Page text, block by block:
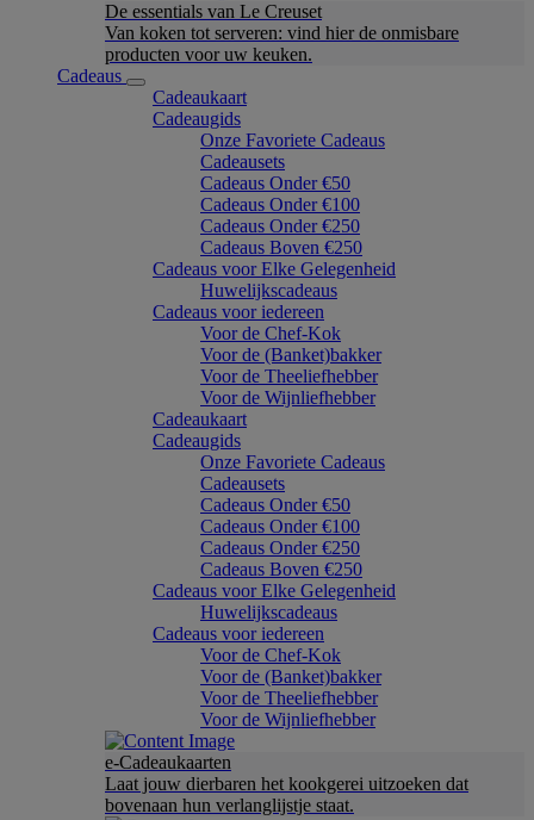
De essentials van Le Creuset
Van koken tot serveren: vind hier de onmisbare
producten voor uw keuken.
Cadeaus
Cadeaukaart
Cadeaugids
Onze Favoriete Cadeaus
Cadeausets
Cadeaus Onder €50
Cadeaus Onder €100
Cadeaus Onder €250
Cadeaus Boven €250
Cadeaus voor Elke Gelegenheid
Huwelijkscadeaus
Cadeaus voor iedereen
Voor de Chef-Kok
Voor de (Banket)bakker
Voor de Theeliefhebber
Voor de Wijnliefhebber
Cadeaukaart
Cadeaugids
Onze Favoriete Cadeaus
Cadeausets
Cadeaus Onder €50
Cadeaus Onder €100
Cadeaus Onder €250
Cadeaus Boven €250
Cadeaus voor Elke Gelegenheid
Huwelijkscadeaus
Cadeaus voor iedereen
Voor de Chef-Kok
Voor de (Banket)bakker
Voor de Theeliefhebber
Voor de Wijnliefhebber
e-Cadeaukaarten
Laat jouw dierbaren het kookgerei uitzoeken dat
bovenaan hun verlanglijstje staat.